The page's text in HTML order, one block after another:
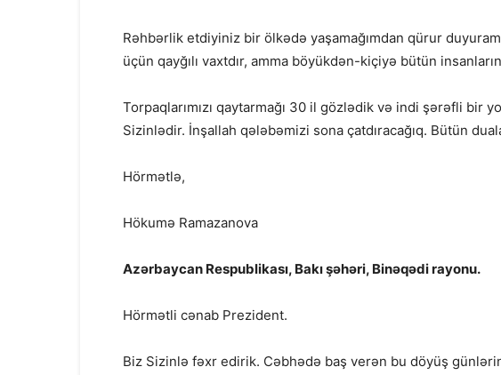
Rəhbərlik etdiyiniz bir ölkədə yaşamağımdan qürur
üçün qayğılı vaxtdır, amma böyükdən-kiçiyə bütün
Torpaqlarımızı qaytarmağı 30 il gözlədik və indi şərəfli bir
Sizinlədir. İnşallah qələbəmizi sona çatdıracağıq. Bütün
Hörmətlə,
Hökumə Ramazanova
Azərbaycan Respublikası, Bakı şəhəri, Binəqədi rayonu.
Hörmətli cənab Prezident.
Biz Sizinlə fəxr edirik. Cəbhədə baş verən bu döyüş